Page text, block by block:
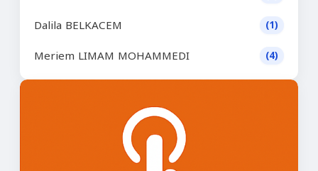
Dalila BELKACEM (1)
Meriem LIMAM MOHAMMEDI (4)